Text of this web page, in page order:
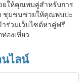
ให้คุณพบคู่สำหรับการ
ชุมชนช่วยให้คุณพบปะ
ร่วมเว็บไซต์หาคู่ฟรี
องเที่ยว
ไลน์